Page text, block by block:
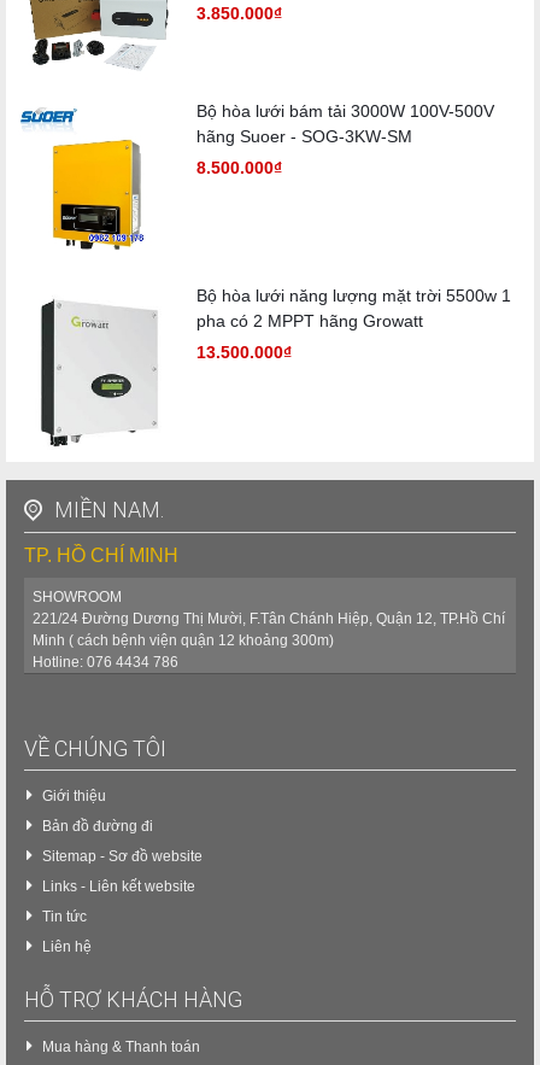
3.850.000₫
Bộ hòa lưới bám tải 3000W 100V-500V
hãng Suoer - SOG-3KW-SM
8.500.000₫
Bộ hòa lưới năng lượng mặt trời 5500w 1
pha có 2 MPPT hãng Growatt
13.500.000₫
MIỀN NAM.
TP. HỒ CHÍ MINH
SHOWROOM
221/24 Đường Dương Thị Mười, F.Tân Chánh Hiệp, Quận 12, TP.Hồ Chí
Minh ( cách bệnh viện quận 12 khoảng 300m)
Hotline: 076 4434 786
VỀ CHÚNG TÔI
Giới thiệu
Bản đồ đường đi
Sitemap - Sơ đồ website
Links - Liên kết website
Tin tức
Liên hệ
HỖ TRỢ KHÁCH HÀNG
Mua hàng & Thanh toán